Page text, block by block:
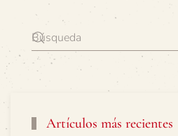
Artículos más recientes